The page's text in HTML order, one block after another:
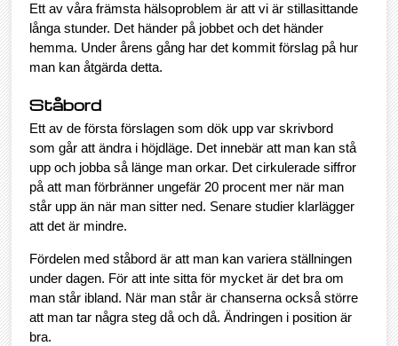
Ett av våra främsta hälsoproblem är att vi är stillasittande
långa stunder. Det händer på jobbet och det händer
hemma. Under årens gång har det kommit förslag på hur
man kan åtgärda detta.
Ståbord
Ett av de första förslagen som dök upp var skrivbord
som går att ändra i höjdläge. Det innebär att man kan stå
upp och jobba så länge man orkar. Det cirkulerade siffror
på att man förbränner ungefär 20 procent mer när man
står upp än när man sitter ned. Senare studier klarlägger
att det är mindre.
Fördelen med ståbord är att man kan variera ställningen
under dagen. För att inte sitta för mycket är det bra om
man står ibland. När man står är chanserna också större
att man tar några steg då och då. Ändringen i position är
bra.